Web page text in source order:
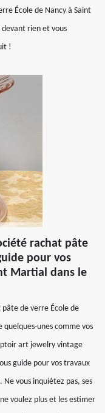
École de Nancy à Saint
rien et vous
!
rachat pâte
pour vos
Martial dans le
pâte de verre École de
quelques-unes comme vos
art jewelry vintage
guide pour vos travaux
vous inquiétez pas, ses
voulez plus et les estimer